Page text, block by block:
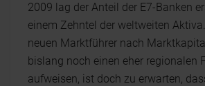
2009 lag der Anteil der E7-Banken
einem Zehntel der weltweiten
neuen Marktführer nach
bislang noch einen eher regionalen
aufweisen, ist doch zu erwarten,